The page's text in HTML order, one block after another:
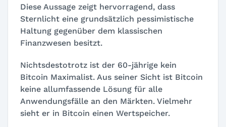
Diese Aussage zeigt hervorragend, dass
Sternlicht eine grundsätzlich pessimistische
Haltung gegenüber dem klassischen
Finanzwesen besitzt.
Nichtsdestotrotz ist der 60-jährige kein
Bitcoin Maximalist. Aus seiner Sicht ist Bitcoin
keine allumfassende Lösung für alle
Anwendungsfälle an den Märkten. Vielmehr
sieht er in Bitcoin einen Wertspeicher.